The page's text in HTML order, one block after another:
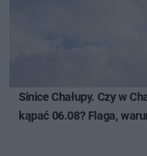
Sinice Chałupy. Czy w
kąpać 06.08? Flaga,